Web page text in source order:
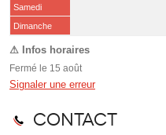
Samedi
(15 août)
Dimanche
Fermé le 15 août
Signaler une erreur
Contact